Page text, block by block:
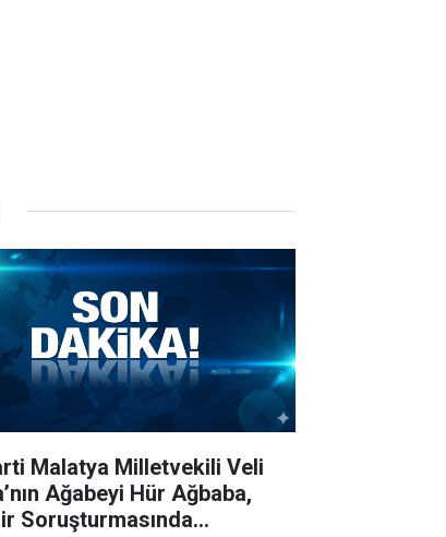
Malatya Milletvekili Veli
Ağabeyi Hür Ağbaba,
Soruşturmasında